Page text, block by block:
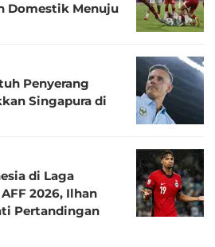
Domestik Menuju
Penyerang
Singapura di
di Laga
2026, Ilhan
Pertandingan